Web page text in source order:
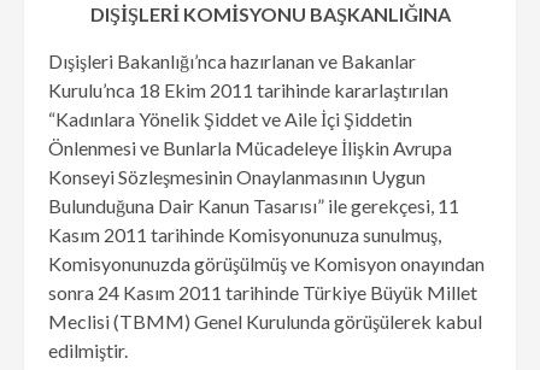
DIŞİŞLERİ KOMİSYONU BAŞKANLIĞINA
Dışişleri Bakanlığı’nca hazırlanan ve Bakanlar
Kurulu’nca 18 Ekim 2011 tarihinde kararlaştırılan
“Kadınlara Yönelik Şiddet ve Aile İçi Şiddetin
Önlenmesi ve Bunlarla Mücadeleye İlişkin Avrupa
Konseyi Sözleşmesinin Onaylanmasının Uygun
Bulunduğuna Dair Kanun Tasarısı” ile gerekçesi, 11
Kasım 2011 tarihinde Komisyonunuza sunulmuş,
Komisyonunuzda görüşülmüş ve Komisyon onayından
sonra 24 Kasım 2011 tarihinde Türkiye Büyük Millet
Meclisi (TBMM) Genel Kurulunda görüşülerek kabul
edilmiştir.